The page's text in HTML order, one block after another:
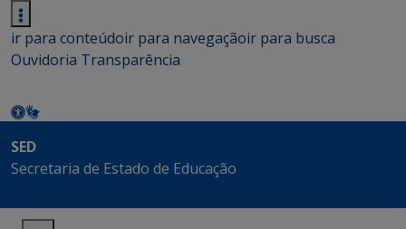
ir para conteúdoir para navegaçãoir para busca
Ouvidoria Transparência
SED
Secretaria de Estado de Educação